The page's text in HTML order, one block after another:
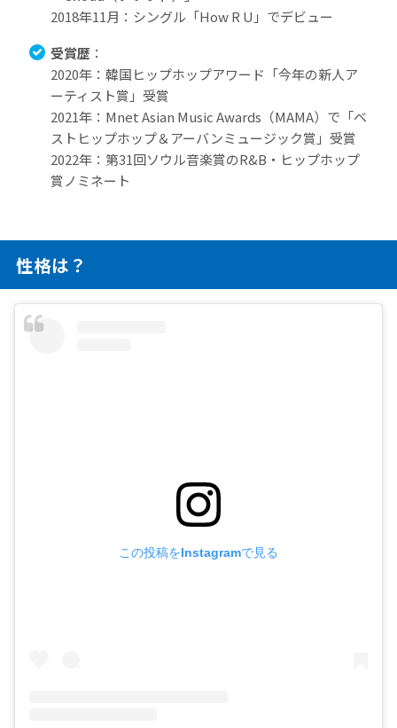
2018年11月：シングル「How R U」でデビュー
受賞歴 ：
2020年：韓国ヒップホップアワード「今年の新人ア
ーティスト賞」受賞
2021年：Mnet Asian Music Awards（MAMA）で「ベ
ストヒップホップ＆アーバンミュージック賞」受賞
2022年：第31回ソウル音楽賞のR&B・ヒップホップ
賞ノミネート​
性格は？
この投稿をInstagramで見る